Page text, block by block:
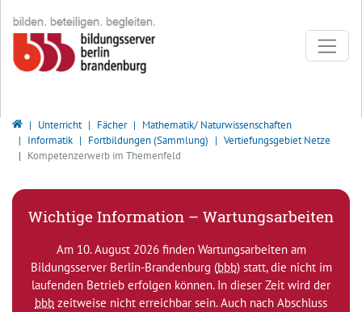
Bildungsserver Berlin - Brandenburg
Unterricht Fächer
Mathematik/ Naturwissenschaften
Informatik
Fortbildungen (Sammlung)
Vertiefungsgebiet Netze
Kompetenzerwerb im Themenfeld
Wichtige Information – Wartungsarbeiten
Am 10. August 2026 finden Wartungsarbeiten am
Bildungsserver Berlin-Brandenburg (bbb) statt, die nicht im
laufenden Betrieb erfolgen können. In dieser Zeit wird der
bbb zeitweise nicht erreichbar sein. Auch nach Abschluss